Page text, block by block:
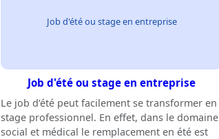
Job d'été ou stage en entreprise
Job d'été ou stage en entreprise
Le job d’été peut facilement se transformer en
stage professionnel. En effet, dans le domaine
social et médical le remplacement en été est